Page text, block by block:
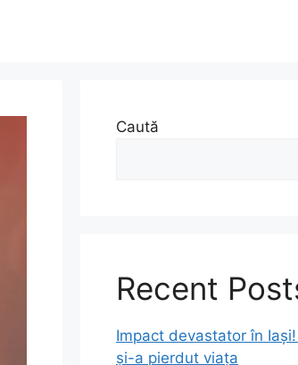
Caută
Recent
Impact devastator în
și-a pierdut viața